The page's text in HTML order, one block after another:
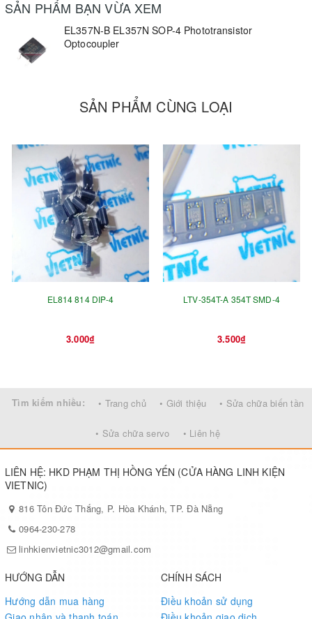
SẢN PHẨM BẠN VỪA XEM
EL357N-B EL357N SOP-4 Phototransistor
Optocoupler
SẢN PHẨM CÙNG LOẠI
EL814 814 DIP-4
3.000₫
LTV-354T-A 354T SMD-4
3.500₫
Tìm kiếm nhiều: • Trang chủ • Giới thiệu • Sửa chữa biến tần
• Sửa chữa servo • Liên hệ
LIÊN HỆ: HKD PHẠM THỊ HỒNG YẾN (CỬA HÀNG LINH KIỆN
VIETNIC)
816 Tôn Đức Thắng, P. Hòa Khánh, TP. Đà Nẵng
0964-230-278
linhkienvietnic3012@gmail.com
HƯỚNG DẪN
Hướng dẫn mua hàng
CHÍNH SÁCH
Điều khoản sử dụng